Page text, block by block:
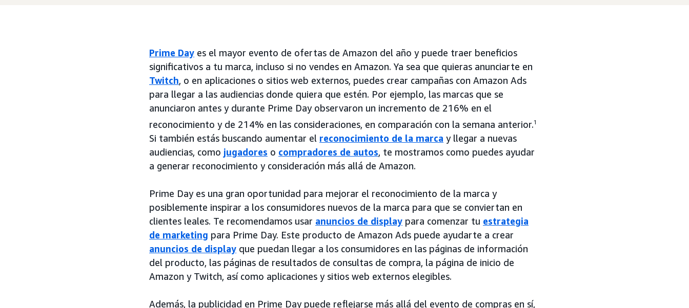
Prime Day es el mayor evento de ofertas de Amazon del año y puede traer beneficios
significativos a tu marca, incluso si no vendes en Amazon. Ya sea que quieras anunciarte en
Twitch, o en aplicaciones o sitios web externos, puedes crear campañas con Amazon Ads
para llegar a las audiencias donde quiera que estén. Por ejemplo, las marcas que se
anunciaron antes y durante Prime Day observaron un incremento de 216% en el
reconocimiento y de 214% en las consideraciones, en comparación con la semana anterior.1
Si también estás buscando aumentar el reconocimiento de la marca y llegar a nuevas
audiencias, como jugadores o compradores de autos, te mostramos como puedes ayudar
a generar reconocimiento y consideración más allá de Amazon.
Prime Day es una gran oportunidad para mejorar el reconocimiento de la marca y
posiblemente inspirar a los consumidores nuevos de la marca para que se conviertan en
clientes leales. Te recomendamos usar anuncios de display para comenzar tu estrategia
de marketing para Prime Day. Este producto de Amazon Ads puede ayudarte a crear
anuncios de display que puedan llegar a los consumidores en las páginas de información
del producto, las páginas de resultados de consultas de compra, la página de inicio de
Amazon y Twitch, así como aplicaciones y sitios web externos elegibles.
Además, la publicidad en Prime Day puede reflejarse más allá del evento de compras en sí,